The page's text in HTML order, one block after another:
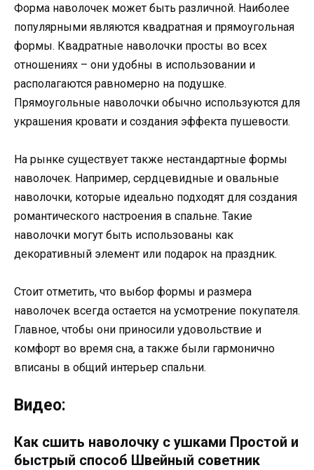
Форма наволочек может быть различной. Наиболее
популярными являются квадратная и прямоугольная
формы. Квадратные наволочки просты во всех
отношениях – они удобны в использовании и
располагаются равномерно на подушке.
Прямоугольные наволочки обычно используются для
украшения кровати и создания эффекта пушевости.
На рынке существует также нестандартные формы
наволочек. Например, сердцевидные и овальные
наволочки, которые идеально подходят для создания
романтического настроения в спальне. Такие
наволочки могут быть использованы как
декоративный элемент или подарок на праздник.
Стоит отметить, что выбор формы и размера
наволочек всегда остается на усмотрение покупателя.
Главное, чтобы они приносили удовольствие и
комфорт во время сна, а также были гармонично
вписаны в общий интерьер спальни.
Видео:
Как сшить наволочку с ушками Простой и
быстрый способ Швейный советник